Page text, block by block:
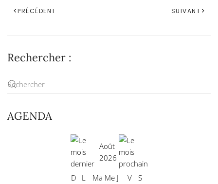
PRÉCÉDENT SUIVANT
Rechercher :
AGENDA
Août
2026
D L Ma Me J V
S